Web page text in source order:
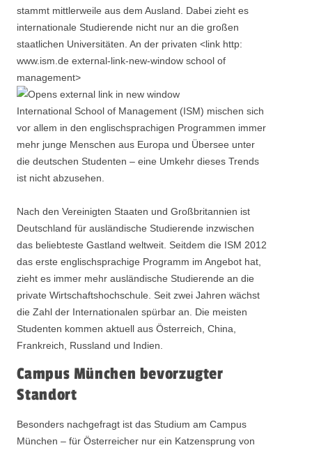
stammt mittlerweile aus dem Ausland. Dabei zieht es
internationale Studierende nicht nur an die großen
staatlichen Universitäten. An der privaten <link http:
www.ism.de external-link-new-window school of
management>
International School of Management (ISM) mischen sich
vor allem in den englischsprachigen Programmen immer
mehr junge Menschen aus Europa und Übersee unter
die deutschen Studenten – eine Umkehr dieses Trends
ist nicht abzusehen.
Nach den Vereinigten Staaten und Großbritannien ist
Deutschland für ausländische Studierende inzwischen
das beliebteste Gastland weltweit. Seitdem die ISM 2012
das erste englischsprachige Programm im Angebot hat,
zieht es immer mehr ausländische Studierende an die
private Wirtschaftshochschule. Seit zwei Jahren wächst
die Zahl der Internationalen spürbar an. Die meisten
Studenten kommen aktuell aus Österreich, China,
Frankreich, Russland und Indien.
Campus München bevorzugter
Standort
Besonders nachgefragt ist das Studium am Campus
München – für Österreicher nur ein Katzensprung von